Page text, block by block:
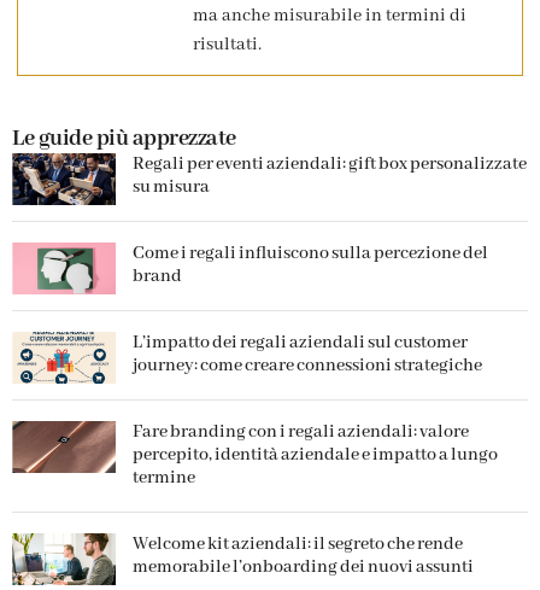
ma anche misurabile in termini di
risultati.
Le guide più apprezzate
Regali per eventi aziendali: gift box personalizzate
su misura
Come i regali influiscono sulla percezione del
brand
L’impatto dei regali aziendali sul customer
journey: come creare connessioni strategiche
Fare branding con i regali aziendali: valore
percepito, identità aziendale e impatto a lungo
termine
Welcome kit aziendali: il segreto che rende
memorabile l’onboarding dei nuovi assunti